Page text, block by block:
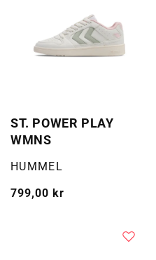
ST. POWER PLAY
WMNS
Selger:
HUMMEL
Vanlig
799,00 kr